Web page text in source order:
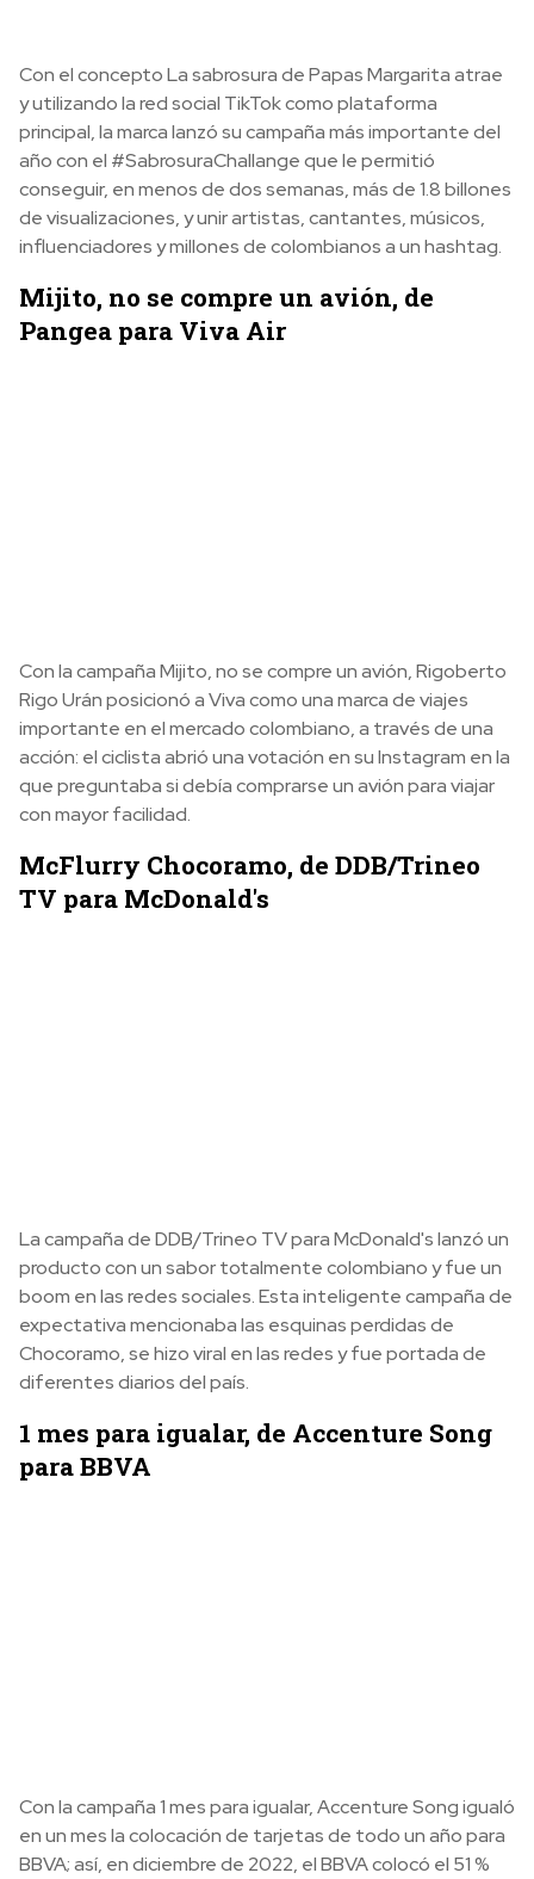
Con el concepto La sabrosura de Papas Margarita atrae
y utilizando la red social TikTok como plataforma
principal, la marca lanzó su campaña más importante del
año con el #SabrosuraChallange que le permitió
conseguir, en menos de dos semanas, más de 1.8 billones
de visualizaciones, y unir artistas, cantantes, músicos,
influenciadores y millones de colombianos a un hashtag.
Mijito, no se compre un avión, de
Pangea para Viva Air
Con la campaña Mijito, no se compre un avión, Rigoberto
Rigo Urán posicionó a Viva como una marca de viajes
importante en el mercado colombiano, a través de una
acción: el ciclista abrió una votación en su Instagram en la
que preguntaba si debía comprarse un avión para viajar
con mayor facilidad.
McFlurry Chocoramo, de DDB/Trineo
TV para McDonald's
La campaña de DDB/Trineo TV para McDonald's lanzó un
producto con un sabor totalmente colombiano y fue un
boom en las redes sociales. Esta inteligente campaña de
expectativa mencionaba las esquinas perdidas de
Chocoramo, se hizo viral en las redes y fue portada de
diferentes diarios del país.
1 mes para igualar, de Accenture Song
para BBVA
Con la campaña 1 mes para igualar, Accenture Song igualó
en un mes la colocación de tarjetas de todo un año para
BBVA; así, en diciembre de 2022, el BBVA colocó el 51 %